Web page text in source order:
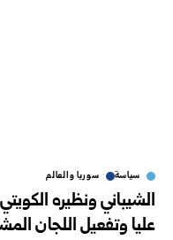
سياسة سوريا والعالم
الشيباني ونظيره
عليا وتفعيل اللجان